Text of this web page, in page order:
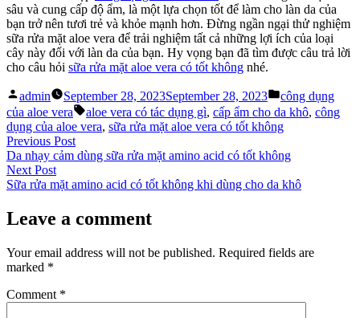
sâu và cung cấp độ ẩm, là một lựa chọn tốt để làm cho làn da của
bạn trở nên tươi trẻ và khỏe mạnh hơn. Đừng ngần ngại thử nghiệm
sữa rửa mặt aloe vera để trải nghiệm tất cả những lợi ích của loại
cây này đối với làn da của bạn. Hy vọng bạn đã tìm được câu trả lời
cho câu hỏi sữa rửa mặt aloe vera có tốt không nhé.
Posted
by
admin September 28, 2023September 28, 2023
Posted
in
công dụng
của aloe vera
Tags:
aloe vera có tác dụng gì, cấp ẩm cho da khô, công
dụng của aloe vera, sữa rửa mặt aloe vera có tốt không
Post
navigation
Previous PostPrevious
post:
Da nhạy cảm dùng sữa rửa mặt amino acid có tốt không
Next PostNext
post:
Sữa rửa mặt amino acid có tốt không khi dùng cho da khô
Leave a comment
Your email address will not be published. Required fields are
marked *
Comment *